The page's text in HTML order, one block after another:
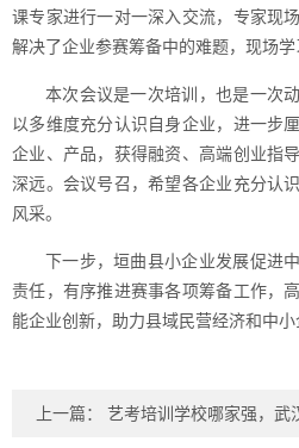
课专家进行一对一深入交流，专家现
解决了企业参赛筹备中的难题，现场学
本次会议是一次培训，也是一次
以多维度充分认识自身企业，进一步
企业、产品，获得融资、高端创业指
深远。会议号召，希望各企业充分认
风采。
下一步，垣曲县小企业发展促进
责任，有序推进赛事各项筹备工作，
能企业创新，助力县域民营经济和中小
上一篇： 艺考培训学校哪家强，武